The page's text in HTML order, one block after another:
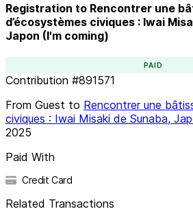
Registration to Rencontrer une
d’écosystèmes civiques : Iwai
Japon (I'm coming)
PAID
Contribution #891571
From Guest to Rencontrer une
civiques : Iwai Misaki de Sunaba,
2025
Paid With
Credit Card
Related Transactions